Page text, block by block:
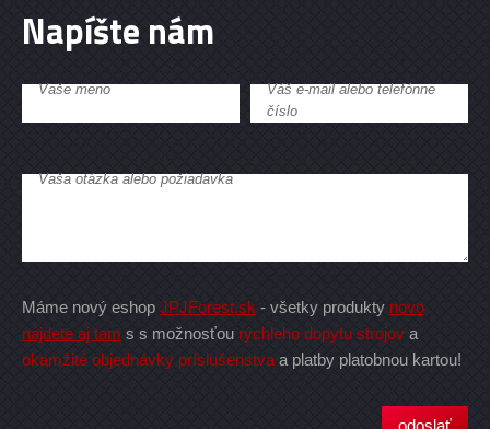
Napíšte nám
Vaše meno
Váš e-mail alebo telefónne
číslo
Vaša otázka alebo požiadavka
Máme nový eshop JPJForest.sk - všetky produkty novo
nájdete aj tam s s možnosťou rýchleho dopytu strojov a
okamžité objednávky príslušenstva a platby platobnou kartou!